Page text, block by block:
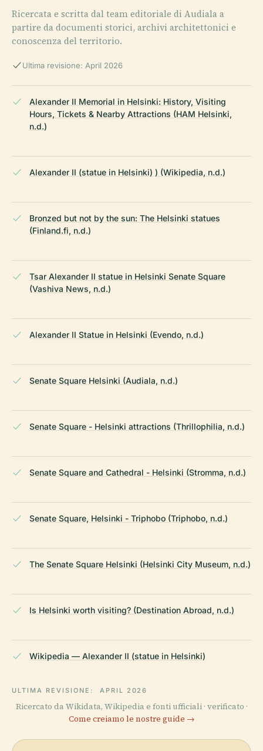
Ricercata e scritta dal team editoriale di Audiala a
partire da documenti storici, archivi architettonici e
conoscenza del territorio.
Ultima revisione: April 2026
Alexander II Memorial in Helsinki: History, Visiting
Hours, Tickets & Nearby Attractions (HAM Helsinki,
n.d.)
Alexander II (statue in Helsinki) ) (Wikipedia, n.d.)
Bronzed but not by the sun: The Helsinki statues
(Finland.fi, n.d.)
Tsar Alexander II statue in Helsinki Senate Square
(Vashiva News, n.d.)
Alexander II Statue in Helsinki (Evendo, n.d.)
Senate Square Helsinki (Audiala, n.d.)
Senate Square - Helsinki attractions (Thrillophilia, n.d.)
Senate Square and Cathedral - Helsinki (Stromma, n.d.)
Senate Square, Helsinki - Triphobo (Triphobo, n.d.)
The Senate Square Helsinki (Helsinki City Museum, n.d.)
Is Helsinki worth visiting? (Destination Abroad, n.d.)
Wikipedia — Alexander II (statue in Helsinki)
ULTIMA REVISIONE: APRIL 2026
Ricercato da Wikidata, Wikipedia e fonti ufficiali · verificato ·
Come creiamo le nostre guide →